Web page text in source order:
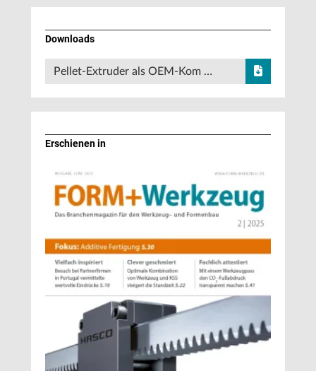
Downloads
Pellet-Extruder als OEM-Kom …
Erschienen in